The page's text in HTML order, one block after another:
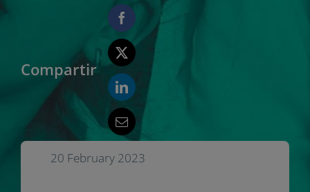
Compartir
20 February 2023